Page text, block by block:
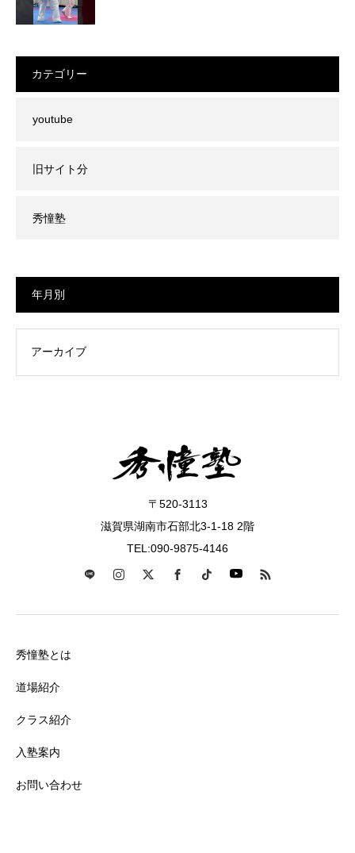
カテゴリー
youtube
旧サイト分
秀憧塾
年月別
〒520-3113
滋賀県湖南市石部北3-1-18 2階
TEL:090-9875-4146
秀憧塾とは
道場紹介
クラス紹介
入塾案内
お問い合わせ